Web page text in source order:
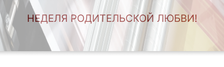
НЕДЕЛЯ РОДИТЕЛЬСКОЙ ЛЮБВИ!